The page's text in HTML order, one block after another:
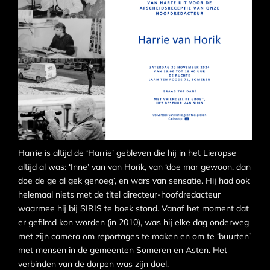
Harrie is altijd de ‘Harrie’ gebleven die hij in het Lieropse
altijd al was: ‘Inne’ van van Horik, van ‘doe mar gewoon, dan
doe de ge al gek genoeg’, en wars van sensatie. Hij had ook
helemaal niets met de titel directeur-hoofdredacteur
waarmee hij bij SIRIS te boek stond. Vanaf het moment dat
er gefilmd kon worden (in 2010), was hij elke dag onderweg
met zijn camera om reportages te maken en om te ‘buurten’
met mensen in de gemeenten Someren en Asten. Het
verbinden van de dorpen was zijn doel.